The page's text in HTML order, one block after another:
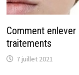
Comment
traitements
7 juillet 2021